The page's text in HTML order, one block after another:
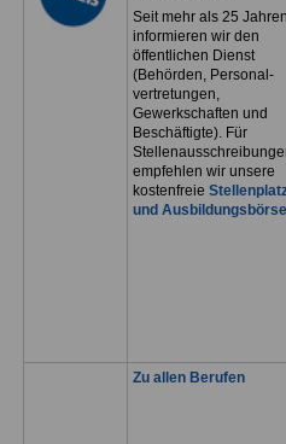
Seit mehr als 25
informieren wir den
öffentlichen Dienst
(Behörden, Personal-
vertretungen,
Gewerkschaften und
Beschäftigte). Für
empfehlen wir unsere
kostenfreie
und Ausbildungsbörse
Zu allen Berufen